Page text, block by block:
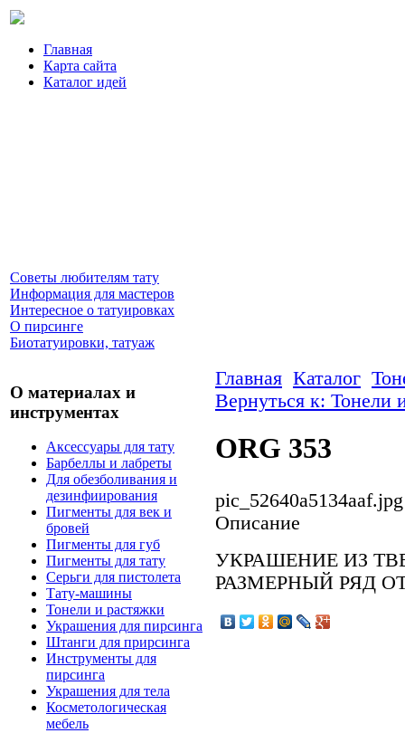
Главная
Карта сайта
Каталог идей
Советы любителям тату
Информация для мастеров
Интересное о татуировках
О пирсинге
Биотатуировки, татуаж
О материалах и
инструментах
Аксессуары для тату
Барбеллы и лабреты
Для обезболивания и
дезинфиирования
Пигменты для век и
бровей
Пигменты для губ
Пигменты для тату
Серьги для пистолета
Тату-машины
Тонели и растяжки
Украшения для пирсинга
Штанги для прирсинга
Инструменты для
пирсинга
Украшения для тела
Косметологическая
мебель
Главная Каталог
Вернуться к: Тонели
ORG 353
pic_52640a5134aaf.jpg
Описание
УКРАШЕНИЕ ИЗ
РАЗМЕРНЫЙ РЯД